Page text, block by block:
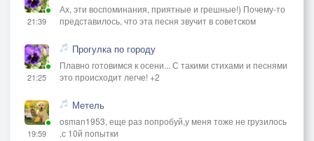
21:39
Ах, эти воспоминания, приятные и грешные!) Почему-то
представилось, что эта песня звучит в советском
21:25
Прогулка по городу
Плавно готовимся к осени... С такими стихами и песнями
это происходит легче! +2
19:59
Метель
osman1953, еще раз попробуй,у меня тоже не грузилось
,с 10й попытки